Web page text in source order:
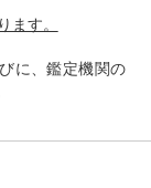
ます。
に、鑑定機関の